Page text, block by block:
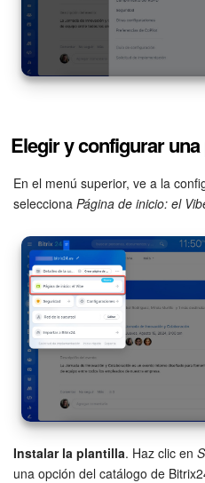
Configuraciones de la
Bitrix24 En Premisa
Preguntas generales
Actualización de los
INICIAR
Elegir y configurar
En el menú superior, ve a la
selecciona Página de inicio: el
Instalar la plantilla. Haz clic en
una opción del catálogo de